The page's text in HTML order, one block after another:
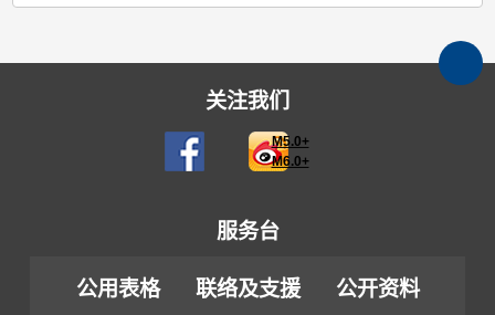
关注我们
M5.0+
M6.0+
服务台
公用表格 联络及支援
公开资料